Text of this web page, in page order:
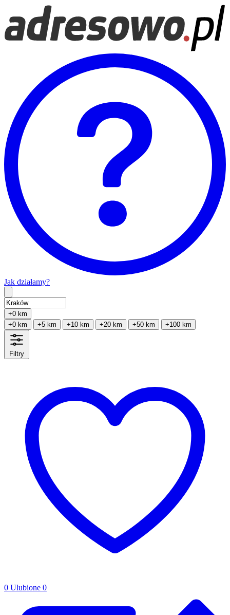
Jak działamy?
+0 km
+0 km
+5 km +10 km +20 km +50 km +100 km
Filtry
0 Ulubione 0